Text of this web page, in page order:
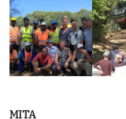
MITA